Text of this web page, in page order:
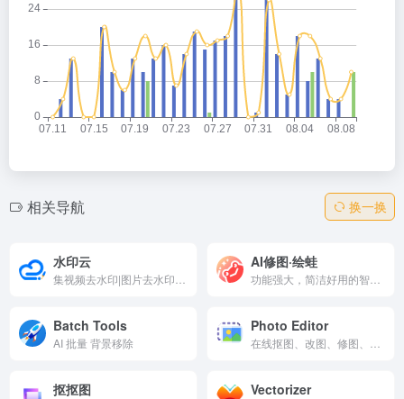
相关导航 换一换
水印云 AI修图·绘蛙
Batch Tools
AI 批量 背景移除
Photo Editor
抠抠图 Vectorizer